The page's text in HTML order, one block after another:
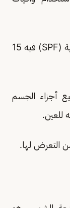
2- يجب استخدام منتج يكون عامل الحماية (SPF) فيه 15
أجزاء الجسم
للعين.